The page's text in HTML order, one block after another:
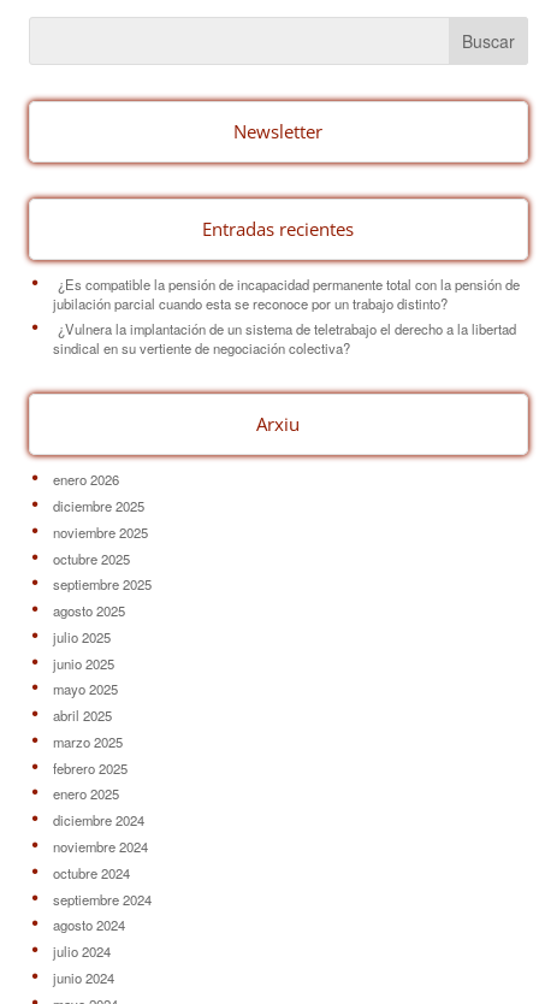
e
b
o
k
e
st
p
ar
tir
Newsletter
Entradas recientes
¿Es compatible la pensión de incapacidad permanente total con la pensión de
jubilación parcial cuando esta se reconoce por un trabajo distinto?
¿Vulnera la implantación de un sistema de teletrabajo el derecho a la libertad
sindical en su vertiente de negociación colectiva?
Arxiu
enero 2026
diciembre 2025
noviembre 2025
octubre 2025
septiembre 2025
agosto 2025
julio 2025
junio 2025
mayo 2025
abril 2025
marzo 2025
febrero 2025
enero 2025
diciembre 2024
noviembre 2024
octubre 2024
septiembre 2024
agosto 2024
julio 2024
junio 2024